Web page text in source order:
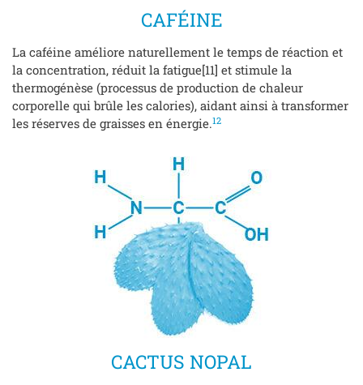
CAFÉINE
La caféine améliore naturellement le temps de réaction et
la concentration, réduit la fatigue[11] et stimule la
thermogénèse (processus de production de chaleur
corporelle qui brûle les calories), aidant ainsi à transformer
les réserves de graisses en énergie.12
CACTUS NOPAL